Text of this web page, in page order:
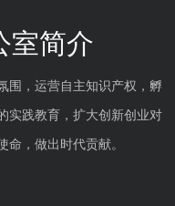
室简介
围，运营自主知识产权，孵
实践教育，扩大创新创业对
命，做出时代贡献。